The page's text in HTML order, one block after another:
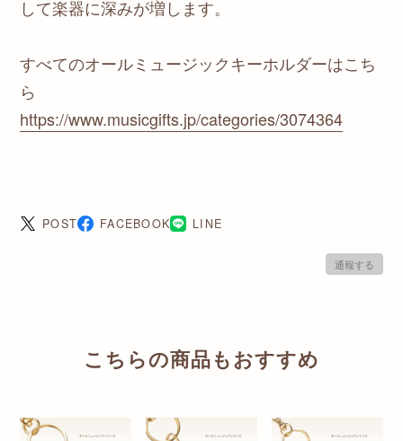
して楽器に深みが増します。
すべてのオールミュージックキーホルダーはこち
ら
https://www.musicgifts.jp/categories/3074364
POST FACEBOOK LINE
通報する
こちらの商品もおすすめ